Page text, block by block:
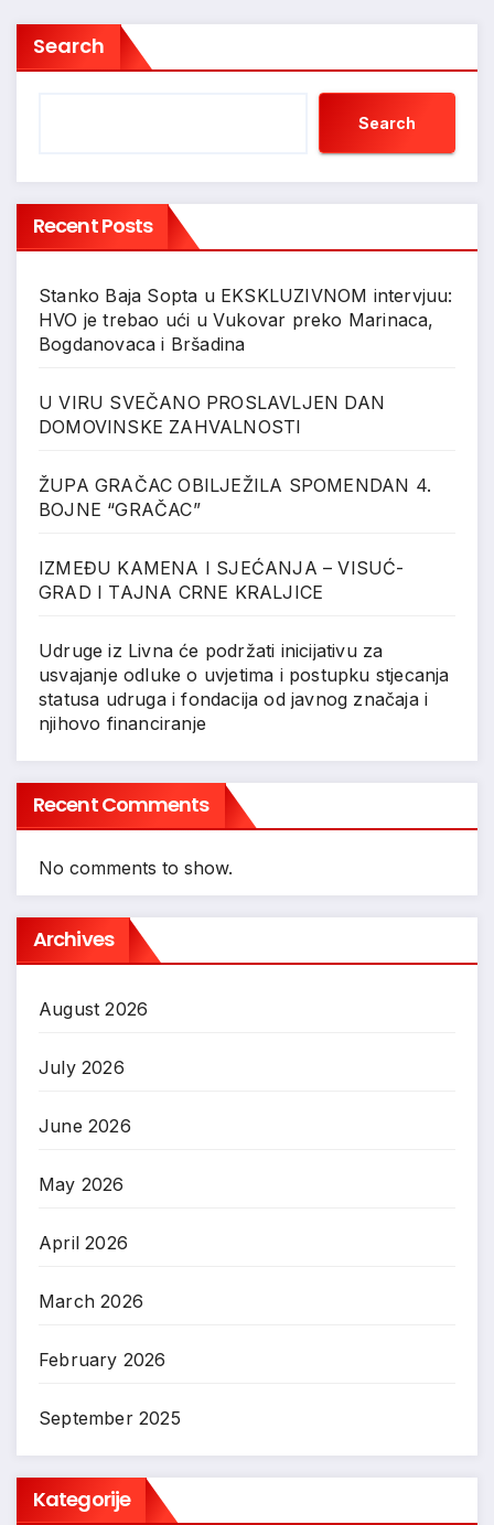
Search
Search
Recent Posts
Stanko Baja Sopta u EKSKLUZIVNOM intervjuu:
HVO je trebao ući u Vukovar preko Marinaca,
Bogdanovaca i Bršadina
U VIRU SVEČANO PROSLAVLJEN DAN
DOMOVINSKE ZAHVALNOSTI
ŽUPA GRAČAC OBILJEŽILA SPOMENDAN 4.
BOJNE “GRAČAC”
IZMEĐU KAMENA I SJEĆANJA – VISUĆ-
GRAD I TAJNA CRNE KRALJICE
Udruge iz Livna će podržati inicijativu za
usvajanje odluke o uvjetima i postupku stjecanja
statusa udruga i fondacija od javnog značaja i
njihovo financiranje
Recent Comments
No comments to show.
Archives
August 2026
July 2026
June 2026
May 2026
April 2026
March 2026
February 2026
September 2025
Kategorije